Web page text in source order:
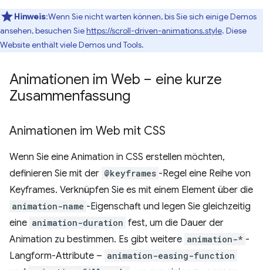
Hinweis:Wenn Sie nicht warten können, bis Sie sich einige Demos
ansehen, besuchen Siehttps://scroll-driven-animations.style. Diese
Website enthält viele Demos und Tools.
Animationen im Web – eine kurze
Zusammenfassung
Animationen im Web mit CSS
Wenn Sie eine Animation in CSS erstellen möchten,
definieren Sie mit der @keyframes -Regel eine Reihe von
Keyframes. Verknüpfen Sie es mit einem Element über die
animation-name -Eigenschaft und legen Sie gleichzeitig
eine animation-duration fest, um die Dauer der
Animation zu bestimmen. Es gibt weitere animation-* -
Langform-Attribute – animation-easing-function